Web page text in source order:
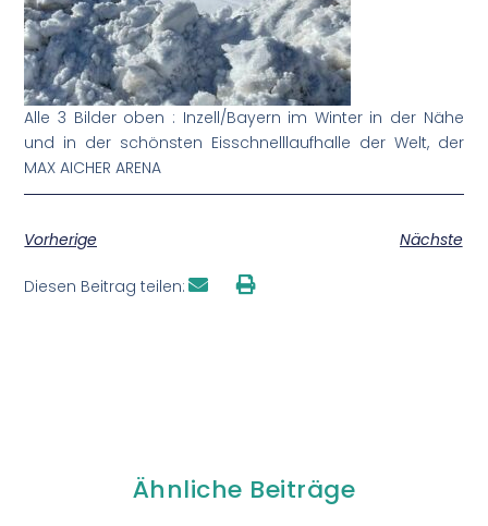
Alle 3 Bilder oben : Inzell/Bayern im Winter in der Nähe
und in der schönsten Eisschnelllaufhalle der Welt, der
MAX AICHER ARENA
Vorherige Nächste
Diesen Beitrag teilen:
Ähnliche Beiträge